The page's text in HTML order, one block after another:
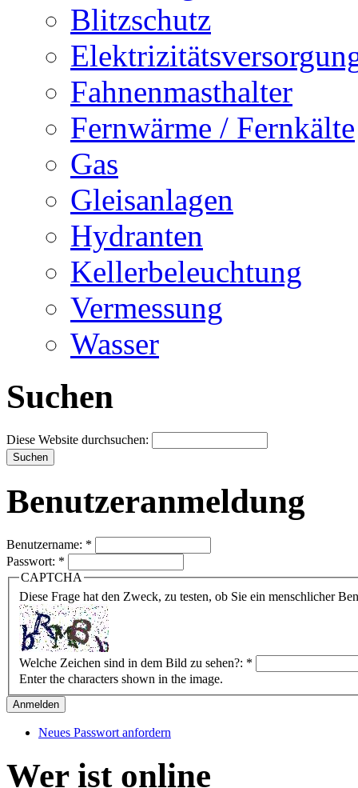
Blitzschutz
Fahnenmasthalter
Fernwärme / Fernkälte
Gas
Gleisanlagen
Hydranten
Kellerbeleuchtung
Vermessung
Wasser
Suchen
Diese Website durchsuchen:
Benutzeranmeldung
Benutzername: *
Passwort: *
CAPTCHA
Diese Frage hat den Zweck, zu testen, ob Sie ein menschlicher
Welche Zeichen sind in dem Bild zu sehen?: *
Enter the characters shown in the image.
Neues Passwort anfordern
Wer ist online